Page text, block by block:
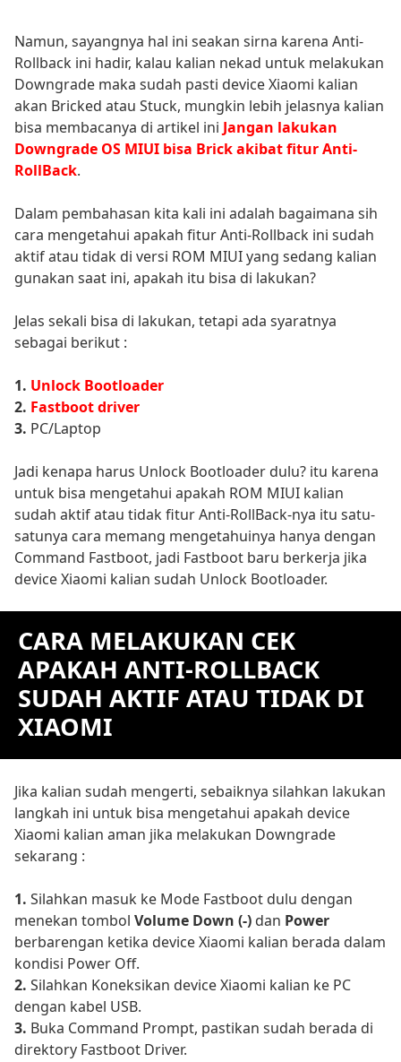
Namun, sayangnya hal ini seakan sirna karena Anti-
Rollback ini hadir, kalau kalian nekad untuk melakukan
Downgrade maka sudah pasti device Xiaomi kalian
akan Bricked atau Stuck, mungkin lebih jelasnya kalian
bisa membacanya di artikel ini Jangan lakukan
Downgrade OS MIUI bisa Brick akibat fitur Anti-
RollBack.
Dalam pembahasan kita kali ini adalah bagaimana sih
cara mengetahui apakah fitur Anti-Rollback ini sudah
aktif atau tidak di versi ROM MIUI yang sedang kalian
gunakan saat ini, apakah itu bisa di lakukan?
Jelas sekali bisa di lakukan, tetapi ada syaratnya
sebagai berikut :
1. Unlock Bootloader
2. Fastboot driver
3. PC/Laptop
Jadi kenapa harus Unlock Bootloader dulu? itu karena
untuk bisa mengetahui apakah ROM MIUI kalian
sudah aktif atau tidak fitur Anti-RollBack-nya itu satu-
satunya cara memang mengetahuinya hanya dengan
Command Fastboot, jadi Fastboot baru berkerja jika
device Xiaomi kalian sudah Unlock Bootloader.
CARA MELAKUKAN CEK
APAKAH ANTI-ROLLBACK
SUDAH AKTIF ATAU TIDAK DI
XIAOMI
Jika kalian sudah mengerti, sebaiknya silahkan lakukan
langkah ini untuk bisa mengetahui apakah device
Xiaomi kalian aman jika melakukan Downgrade
sekarang :
1. Silahkan masuk ke Mode Fastboot dulu dengan
menekan tombol Volume Down (-) dan Power
berbarengan ketika device Xiaomi kalian berada dalam
kondisi Power Off.
2. Silahkan Koneksikan device Xiaomi kalian ke PC
dengan kabel USB.
3. Buka Command Prompt, pastikan sudah berada di
direktory Fastboot Driver.